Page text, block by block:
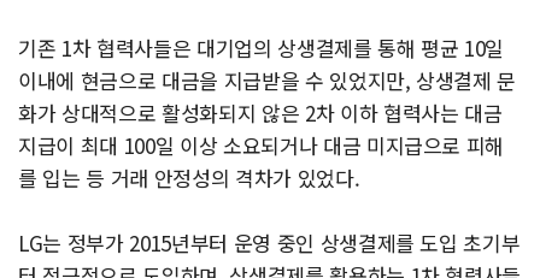
기존 1차 협력사들은 대기업의 상생결제를 통해 평균 10일
이내에 현금으로 대금을 지급받을 수 있었지만, 상생결제 문
화가 상대적으로 활성화되지 않은 2차 이하 협력사는 대금
지급이 최대 100일 이상 소요되거나 대금 미지급으로 피해
를 입는 등 거래 안정성의 격차가 있었다.
LG는 정부가 2015년부터 운영 중인 상생결제를 도입 초기부